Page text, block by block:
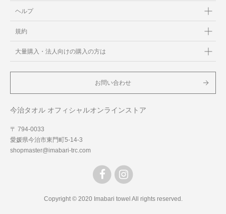
ヘルプ
規約
大量購入・法人向けの購入の方は
お問い合わせ
今治タオル オフィシャルオンラインストア
〒 794-0033
愛媛県今治市東門町5-14-3
shopmaster@imabari-trc.com
Copyright © 2020 Imabari towel All rights reserved.